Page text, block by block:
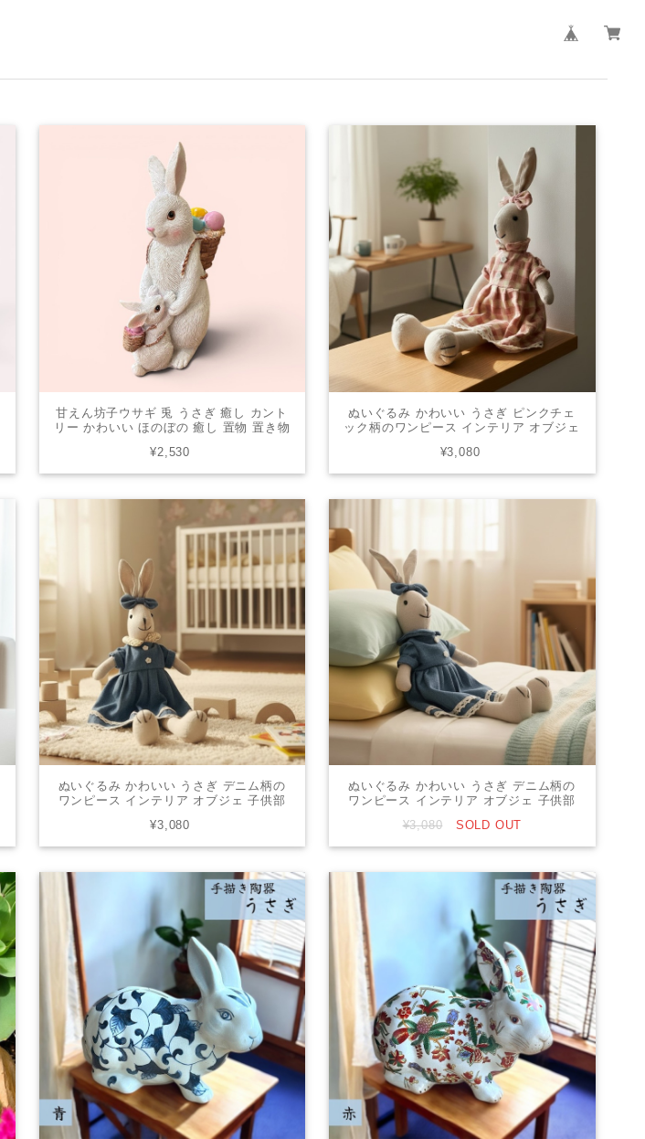
甘えん坊子ウサギ 兎 うさぎ 癒し カント
リー かわいい ほのぼの 癒し 置物 置き物
り物 縁起物 72034-1026
¥2,530
ぬいぐるみ かわいい うさぎ ピンクチェ
ック柄のワンピース インテリア オブジェ
¥3,080
ぬいぐるみ かわいい うさぎ デニム柄の
ワンピース インテリア オブジェ 子供部
¥3,080
ぬいぐるみ かわいい うさぎ デニム柄の
ワンピース インテリア オブジェ 子供部
¥3,080 SOLD OUT